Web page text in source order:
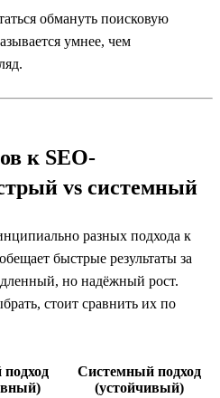
обмануть поисковую
умнее, чем
к SEO-
vs системный
разных подхода к
быстрые результаты за
но надёжный рост.
стоит сравнить их по
Системный подход
(устойчивый)